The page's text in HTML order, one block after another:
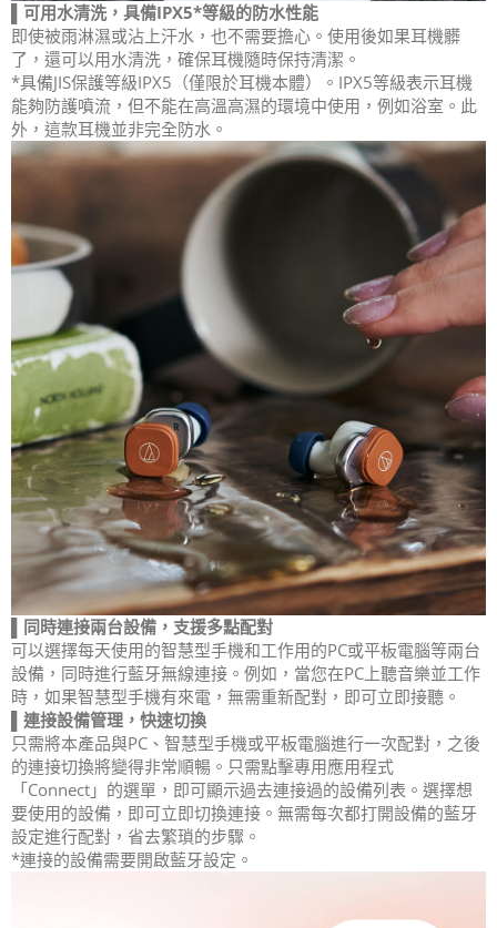
▌可用水清洗，具備IPX5*等級的防水性能
即使被雨淋濕或沾上汗水，也不需要擔心。使用後如果耳機髒
了，還可以用水清洗，確保耳機隨時保持清潔。
*具備JIS保護等級IPX5（僅限於耳機本體）。IPX5等級表示耳機
能夠防護噴流，但不能在高溫高濕的環境中使用，例如浴室。此
外，這款耳機並非完全防水。
▌同時連接兩台設備，支援多點配對
可以選擇每天使用的智慧型手機和工作用的PC或平板電腦等兩台
設備，同時進行藍牙無線連接。例如，當您在PC上聽音樂並工作
時，如果智慧型手機有來電，無需重新配對，即可立即接聽。
▌連接設備管理，快速切換
只需將本產品與PC、智慧型手機或平板電腦進行一次配對，之後
的連接切換將變得非常順暢。只需點擊專用應用程式
「Connect」的選單，即可顯示過去連接過的設備列表。選擇想
要使用的設備，即可立即切換連接。無需每次都打開設備的藍牙
設定進行配對，省去繁瑣的步驟。
*連接的設備需要開啟藍牙設定。